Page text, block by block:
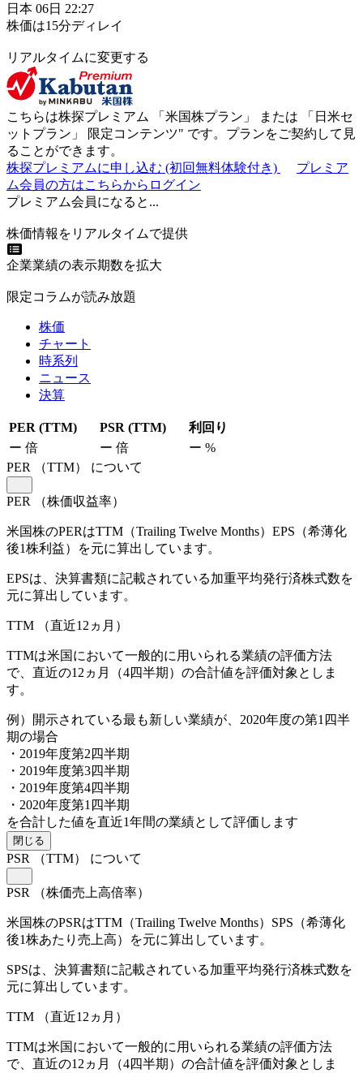
日本 06日 22:27
株価は15分ディレイ
リアルタイムに変更する
こちらは株探プレミアム 「 米国株プラン 」 または 「 日米セ
ットプラン 」 限定コンテンツ" です。プランをご契約して見
ることができます。
株探プレミアムに申し込む (初回無料体験付き)
プレミア
ム会員の方はこちらからログイン
プレミアム会員になると...
株価情報をリアルタイムで提供
企業業績の表示期数を拡大
限定コラムが読み放題
株価
チャート
時系列
ニュース
決算
PER (TTM) PSR (TTM)
利回り
ー 倍 ー 倍 ー %
PER
（TTM） について
PER （株価収益率）
米国株のPERはTTM（Trailing Twelve Months）EPS（希薄化
後1株利益）を元に算出しています。
EPSは、決算書類に記載されている加重平均発行済株式数を
元に算出しています。
TTM （直近12ヵ月）
TTMは米国において一般的に用いられる業績の評価方法
で、直近の12ヵ月（4四半期）の合計値を評価対象としま
す。
例）開示されている最も新しい業績が、2020年度の第1四半
期の場合
・2019年度第2四半期
・2019年度第3四半期
・2019年度第4四半期
・2020年度第1四半期
を合計した値を直近1年間の業績として評価します
閉じる
PSR （TTM） について
PSR （株価売上高倍率）
米国株のPSRはTTM（Trailing Twelve Months）SPS（希薄化
後1株あたり売上高）を元に算出しています。
SPSは、決算書類に記載されている加重平均発行済株式数を
元に算出しています。
TTM （直近12ヵ月）
TTMは米国において一般的に用いられる業績の評価方法
で、直近の12ヵ月（4四半期）の合計値を評価対象としま